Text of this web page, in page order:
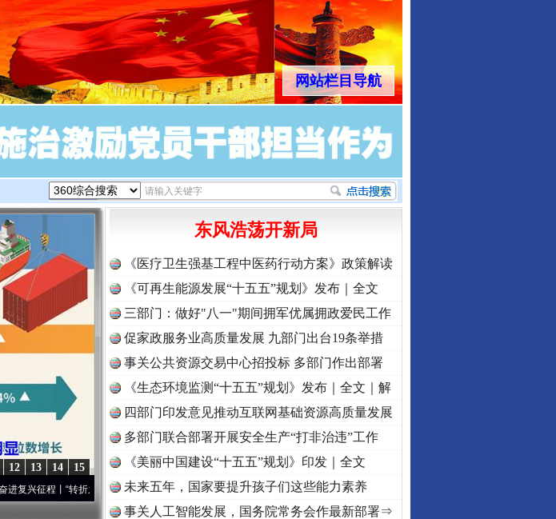
网站栏目导航
15
14
13
12
程丨“转折之城”激荡.. ·[视频]牢记初心使命 奋进复兴征程丨红船起航处 潮起..·[视频]一首歌的时间，读懂乐至的“诗与远方”
东风浩荡开新局
《医疗卫生强基工程中医药行动方案》政策解读
《可再生能源发展“十五五”规划》发布｜全文
三部门：做好"八一"期间拥军优属拥政爱民工作
促家政服务业高质量发展 九部门出台19条举措
事关公共资源交易中心招投标 多部门作出部署
《生态环境监测“十五五”规划》发布｜全文｜解
读
四部门印发意见推动互联网基础资源高质量发展
多部门联合部署开展安全生产“打非治违”工作
《美丽中国建设“十五五”规划》印发｜全文
未来五年，国家要提升孩子们这些能力素养
事关人工智能发展，国务院常务会作最新部署⇒
情 巡回调解促和解.. 行业协会接连发公告
营 权益有保障 让核能赋能千行百业